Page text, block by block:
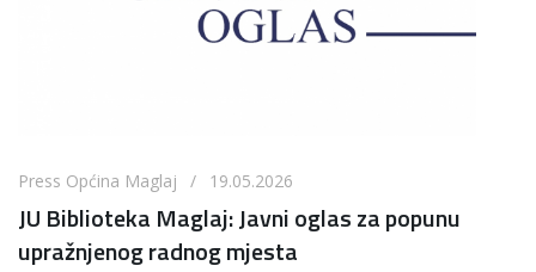
Press Općina Maglaj / 19.05.2026
JU Biblioteka Maglaj: Javni oglas za popunu
upražnjenog radnog mjesta